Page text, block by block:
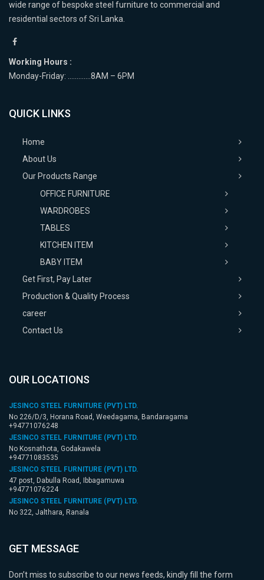
wide range of bespoke steel furniture to commercial and
residential sectors of Sri Lanka.
Working Hours :
Monday-Friday: ………….8AM – 6PM
QUICK LINKS
Home
About Us
Our Products Range
OFFICE FURNITURE
WARDROBES
TABLES
KITCHEN ITEM
BABY ITEM
Get First, Pay Later
Production & Quality Process
career
Contact Us
OUR LOCATIONS
JESINCO STEEL FURNITURE (PVT) LTD.
No 226/D/3, Horana Road, Weedagama, Bandaragama
+94771076248
JESINCO STEEL FURNITURE (PVT) LTD.
No Kosnathota, Godakawela
+94771083535
JESINCO STEEL FURNITURE (PVT) LTD.
47 post, Dabulla Road, Ibbagamuwa
+94771076224
JESINCO STEEL FURNITURE (PVT) LTD.
No 322, Jalthara, Ranala
No 96/1, Udu pila, Delgoda
+94771076242
Polonnaru Road, Raja-ela, Minneriya
GET MESSAGE
Don’t miss to subscribe to our news feeds, kindly fill the form